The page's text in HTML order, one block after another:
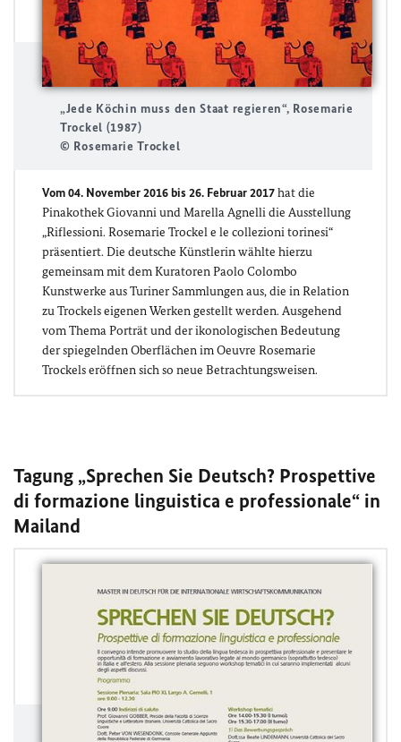
„Jede Köchin muss den Staat regieren“, Rosemarie
Trockel (1987)
© Rosemarie Trockel
Vom 04. November 2016 bis 26. Februar 2017hat die
Pinakothek Giovanni und Marella Agnelli die Ausstellung
„Riflessioni. Rosemarie Trockel e le collezioni torinesi“
präsentiert. Die deutsche Künstlerin wählte hierzu
gemeinsam mit dem Kuratoren Paolo Colombo
Kunstwerke aus Turiner Sammlungen aus, die in Relation
zu Trockels eigenen Werken gestellt werden. Ausgehend
vom Thema Porträt und der ikonologischen Bedeutung
der spiegelnden Oberflächen im Oeuvre Rosemarie
Trockels eröffnen sich so neue Betrachtungsweisen.
Tagung „Sprechen Sie Deutsch? Prospettive
di formazione linguistica e professionale“ in
Mailand